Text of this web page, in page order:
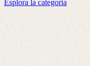
Esplora la categoria